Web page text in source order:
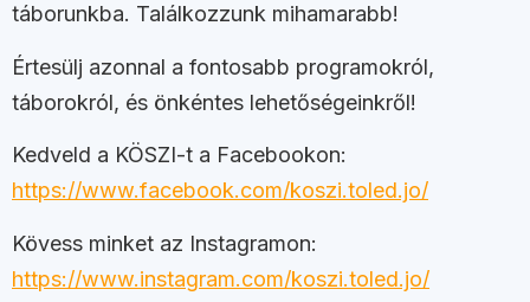
táborunkba. Találkozzunk mihamarabb!
Értesülj azonnal a fontosabb programokról,
táborokról, és önkéntes lehetőségeinkről!
Kedveld a KÖSZI-t a Facebookon:
https://www.facebook.com/koszi.toled.jo/
Kövess minket az Instagramon:
https://www.instagram.com/koszi.toled.jo/